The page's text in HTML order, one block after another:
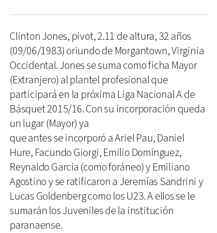
Clinton Jones, pivot, 2.11 de altura, 32 años
(09/06/1983) oriundo de Morgantown, Virginia
Occidental. Jones se suma como ficha Mayor
(Extranjero) al plantel profesional que
participará en la próxima Liga Nacional A de
Básquet 2015/16. Con su incorporación queda
un lugar (Mayor) ya
que antes se incorporó a Ariel Pau, Daniel
Hure, Facundo Giorgi, Emilio Domínguez,
Reynaldo García (como foráneo) y Emiliano
Agostino y se ratificaron a Jeremías Sandrini y
Lucas Goldenberg como los U23. A ellos se le
sumarán los Juveniles de la institución
paranaense.